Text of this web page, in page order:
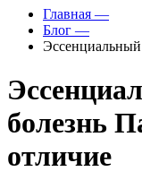
Главная —
Блог —
болезнь
отличие